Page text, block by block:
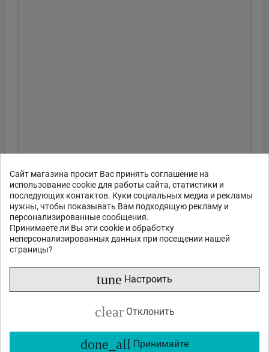
Сайт магазина просит Вас принять соглашение на
использование cookie для работы сайта, статистики и
последующих контактов. Куки социальных медиа и рекламы
нужны, чтобы показывать Вам подходящую рекламу и
персонализированные сообщения.
Принимаете ли Вы эти cookie и обработку
неперсонализированных данных при посещении нашей
страницы?
tune Настроить
clear Отклонить
done_all Принимайте